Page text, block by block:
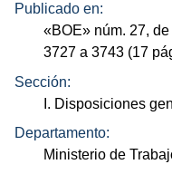
Publicado en:
«BOE» núm. 27,
3727 a 3743 (17
Sección:
I. Disposiciones
Departamento:
Ministerio de